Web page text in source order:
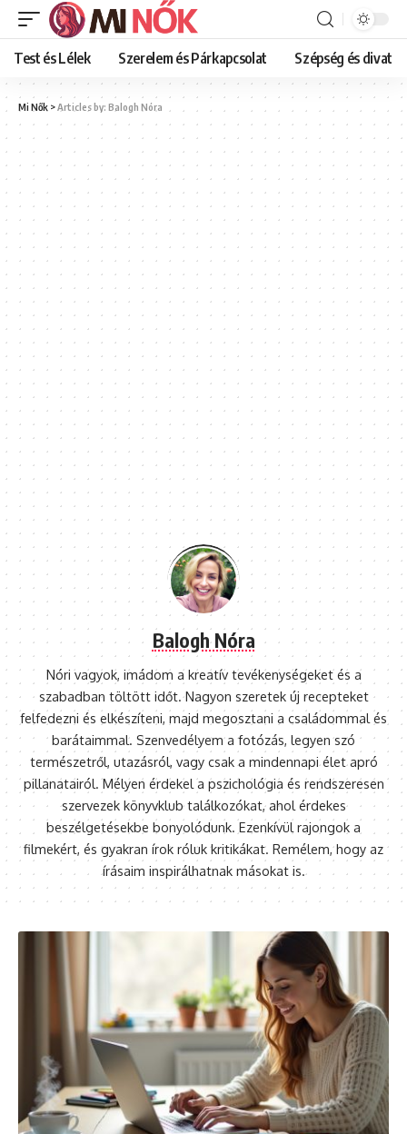
Test és Lélek Szerelem és Párkapcsolat Szépség és divat
Mi Nők >Articles by: Balogh Nóra
Balogh Nóra
Nóri vagyok, imádom a kreatív tevékenységeket és a
szabadban töltött időt. Nagyon szeretek új recepteket
felfedezni és elkészíteni, majd megosztani a családommal és
barátaimmal. Szenvedélyem a fotózás, legyen szó
természetről, utazásról, vagy csak a mindennapi élet apró
pillanatairól. Mélyen érdekel a pszichológia és rendszeresen
szervezek könyvklub találkozókat, ahol érdekes
beszélgetésekbe bonyolódunk. Ezenkívül rajongok a
filmekért, és gyakran írok róluk kritikákat. Remélem, hogy az
írásaim inspirálhatnak másokat is.